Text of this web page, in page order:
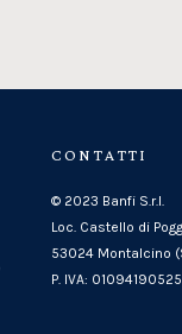
CONTATTI
© 2023 Banfi S.r.l.
Loc. Castello di
53024 Montalcino
P. IVA: 01094190525